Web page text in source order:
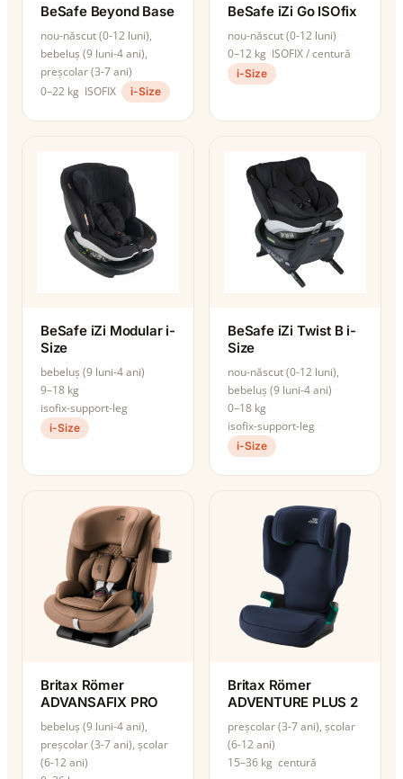
BeSafe Beyond Base
nou-născut (0-12 luni),
bebeluș (9 luni-4 ani),
preșcolar (3-7 ani)
0–22 kg ISOFIX i-Size
BeSafe iZi Go ISOfix
nou-născut (0-12 luni)
0–12 kg ISOFIX / centură
i-Size
BeSafe iZi Modular i-
Size
bebeluș (9 luni-4 ani)
9–18 kg
isofix-support-leg
i-Size
BeSafe iZi Twist B i-
Size
nou-născut (0-12 luni),
bebeluș (9 luni-4 ani)
0–18 kg
isofix-support-leg
i-Size
Britax Römer
ADVANSAFIX PRO
bebeluș (9 luni-4 ani),
preșcolar (3-7 ani), școlar
(6-12 ani)
Britax Römer
ADVENTURE PLUS 2
preșcolar (3-7 ani), școlar
(6-12 ani)
15–36 kg centură